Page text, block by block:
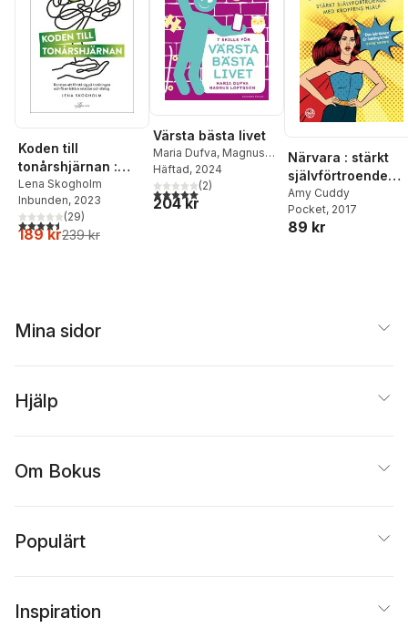
Koden till
tonårshjärnan :
konsten att förstå
sig på tonåringen
och få en bättre
relation och dialog
Lena Skogholm
Inbunden, 2023
4,5utav 5 stjärnor. Totalt antal röster:
(29)
189 kr239 kr
Värsta bästa livet
Maria Dufva, Magnus
Loftsson
Häftad, 2024
5,0utav 5 stjärnor. Totalt antal röster:
(2)
204 kr
Närvara : stärkt
självförtroende
med kroppens
Amy Cuddy
Pocket, 2017
89 kr
Mina sidor
Hjälp
Om Bokus
Populärt
Inspiration